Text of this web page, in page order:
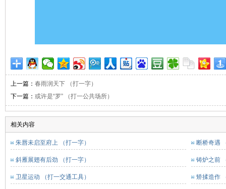
上一篇： 春雨润天下 （打一字）
下一篇： 或许是“罗” （打一公共场所）
相关内容
朱唇未启至府上 （打一字） 断桥奇遇
斜雁展翅有后劲 （打一字） 铸炉之前
卫星运动 （打一交通工具） 矫揉造作